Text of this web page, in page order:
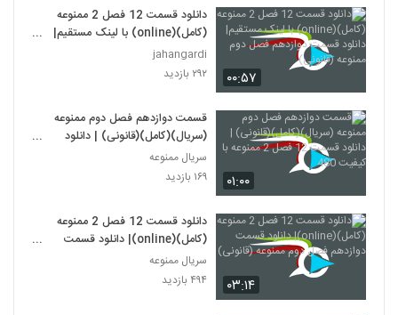
۰۰:۵۷
دانلود قسمت 12 فصل 2 ممنوعه
(کامل)(online) با لینک مستقیم|
دانلود قسمت دوازدهم فصل دوم
ممنوعه (قانونی)
jahangardi
۲۹۲ بازدید
۰۱:۰۰
قسمت دوازدهم فصل دوم ممنوعه
(سریال)(کامل)(قانونی) | دانلود
480
سریال ممنوعه
۱۶۹ بازدید
۰۳:۱۴
دانلود قسمت 12 فصل 2 ممنوعه
(کامل)(online)| دانلود قسمت
دوازدهم فصل دوم ممنوعه (قانونی)
سریال ممنوعه
۴۹۴ بازدید